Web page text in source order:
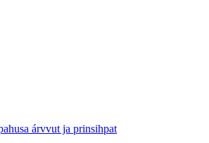
árvvut ja prinsihpat